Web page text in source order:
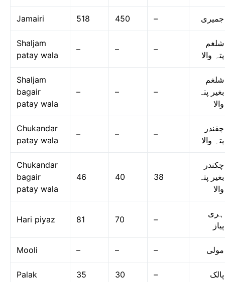
Jamairi 518 450 – جمیری
Shaljam
patay wala
– – –
شلغم
پتہ والا
Shaljam
bagair
patay wala
– – –
شلغم
بغیر پتہ
والا
Chukandar
patay wala
– – –
چقندر
پتہ والا
Chukandar
bagair
patay wala
46 40 38
چکندر
بغیر پتہ
والا
Hari piyaz 81 70 –
ہری
پیاز
Mooli – – – مولی
Palak 35 30 – پالک